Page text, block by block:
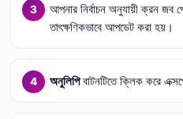
আপনার নির্বাচন অনুযায়ী ক্রন জব
তাৎক্ষণিকভাবে আপডেট করা হয়।
অনুলিপিবাটনটিতে ক্লিক করে